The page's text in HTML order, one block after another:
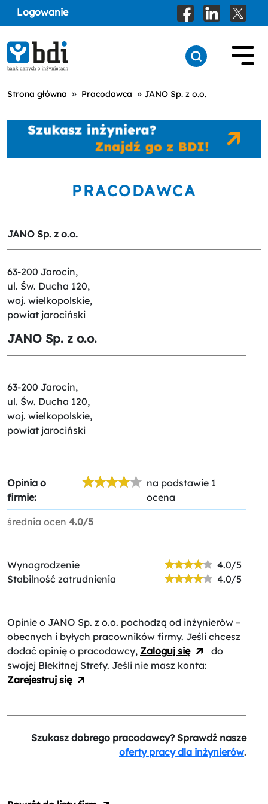
Logowanie
Strona główna » Pracodawca » JANO Sp. z o.o.
PRACODAWCA
JANO Sp. z o.o.
63-200 Jarocin,
ul. Św. Ducha 120,
woj. wielkopolskie,
powiat jarociński
JANO Sp. z o.o.
63-200 Jarocin,
ul. Św. Ducha 120,
woj. wielkopolskie,
powiat jarociński
Opinia o
firmie:
na podstawie 1
ocena
średnia ocen 4.0/5
Wynagrodzenie
4.0/5
Stabilność zatrudnienia
4.0/5
Opinie o JANO Sp. z o.o. pochodzą od inżynierów –
obecnych i byłych pracowników firmy. Jeśli chcesz
dodać opinię o pracodawcy, Zaloguj się
do
swojej Błekitnej Strefy. Jeśli nie masz konta:
Zarejestruj się
Szukasz dobrego pracodawcy? Sprawdź nasze
oferty pracy dla inżynierów.